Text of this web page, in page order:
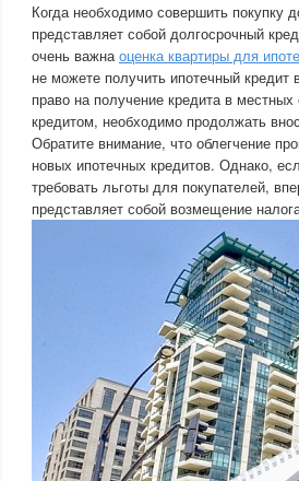
Когда необходимо совершить покупку
представляет собой долгосрочный
очень важнаоценка квартиры для
не можете получить ипотечный
право на получение кредита в
кредитом, необходимо продолжать
Обратите внимание, что облегчение
новых ипотечных кредитов. Однако,
требовать льготы для покупателей,
представляет собой возмещение